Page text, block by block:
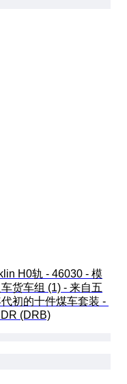
H0轨 - 46030 - 模
货车组 (1) - 来自五
初的十件煤车套装 -
(DRB)